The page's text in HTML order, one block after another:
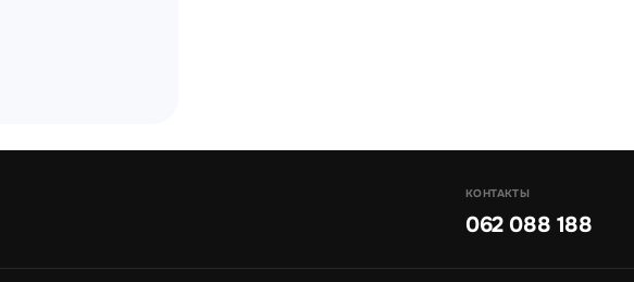
КОНТАКТЫ
062 088 188